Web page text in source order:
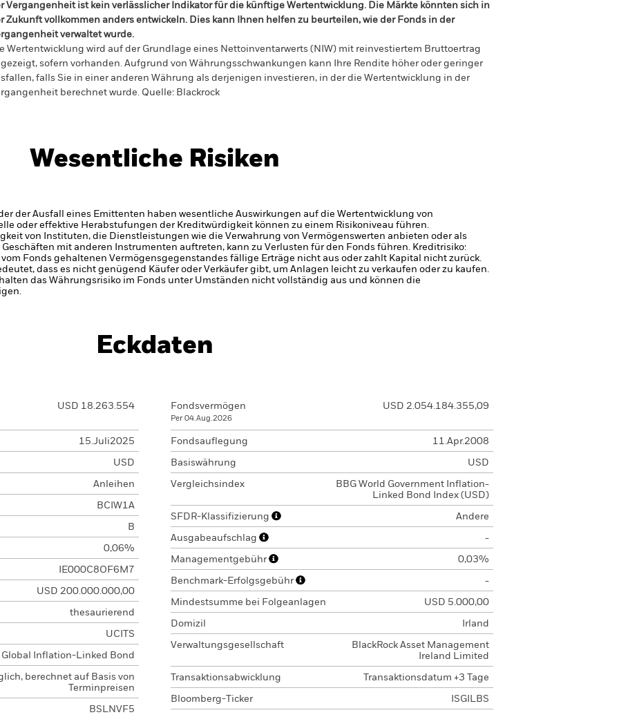
Vergangenheit ist kein verlässlicher Indikator für die künftige Wertentwicklung. Die Märkte könnten sich in
Zukunft vollkommen anders entwickeln. Dies kann Ihnen helfen zu beurteilen, wie der Fonds in der
verwaltet wurde.
Wertentwicklung wird auf der Grundlage eines Nettoinventarwerts (NIW) mit reinvestiertem Bruttoertrag
sofern vorhanden. Aufgrund von Währungsschwankungen kann Ihre Rendite höher oder geringer
falls Sie in einer anderen Währung als derjenigen investieren, in der die Wertentwicklung in der
berechnet wurde. Quelle: Blackrock
Wesentliche Risiken
der Ausfall eines Emittenten haben wesentliche Auswirkungen auf die Wertentwicklung von
oder effektive Herabstufungen der Kreditwürdigkeit können zu einem Risikoniveau führen.
von Instituten, die Dienstleistungen wie die Verwahrung von Vermögenswerten anbieten oder als
mit anderen Instrumenten auftreten, kann zu Verlusten für den Fonds führen. Kreditrisiko:
Fonds gehaltenen Vermögensgegenstandes fällige Erträge nicht aus oder zahlt Kapital nicht zurück.
dass es nicht genügend Käufer oder Verkäufer gibt, um Anlagen leicht zu verkaufen oder zu kaufen.
das Währungsrisiko im Fonds unter Umständen nicht vollständig aus und können die
Eckdaten
USD 18.263.554
15.Juli2025
USD
Anleihen
BCIW1A
B
0,06%
IE000C8OF6M7
USD 200.000.000,00
thesaurierend
UCITS
Global Inflation-Linked Bond
berechnet auf Basis von
Terminpreisen
BSLNVF5
Fondsvermögen
Per 04.Aug.2026
USD 2.054.184.355,09
Fondsauflegung 11.Apr.2008
Basiswährung USD
Vergleichsindex
BBG World Government Inflation-
Linked Bond Index (USD)
SFDR-Klassifizierung Andere
Ausgabeaufschlag -
Managementgebühr 0,03%
Benchmark-Erfolgsgebühr -
Mindestsumme bei Folgeanlagen USD 5.000,00
Domizil Irland
Verwaltungsgesellschaft
BlackRock Asset Management
Ireland Limited
Transaktionsabwicklung Transaktionsdatum +3 Tage
Bloomberg-Ticker ISGILBS